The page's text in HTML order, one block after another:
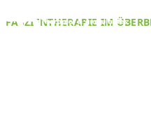
Zum Hauptinhalt springen
FASZIENTHERAPIE IM